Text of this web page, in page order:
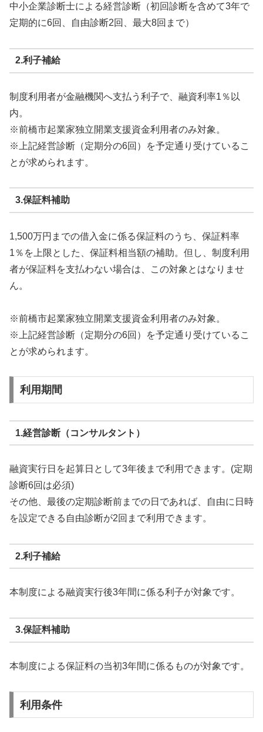
中小企業診断士による経営診断（初回診断を含めて3年で
定期的に6回、自由診断2回、最大8回まで）
2.利子補給
制度利用者が金融機関へ支払う利子で、融資利率1％以
内。
※前橋市起業家独立開業支援資金利用者のみ対象。
※上記経営診断（定期分の6回）を予定通り受けているこ
とが求められます。
3.保証料補助
1,500万円までの借入金に係る保証料のうち、保証料率
1％を上限とした、保証料相当額の補助。但し、制度利用
者が保証料を支払わない場合は、この対象とはなりませ
ん。
※前橋市起業家独立開業支援資金利用者のみ対象。
※上記経営診断（定期分の6回）を予定通り受けているこ
とが求められます。
利用期間
1.経営診断（コンサルタント）
融資実行日を起算日として3年後まで利用できます。(定期
診断6回は必須)
その他、最後の定期診断前までの日であれば、自由に日時
を設定できる自由診断が2回まで利用できます。
2.利子補給
本制度による融資実行後3年間に係る利子が対象です。
3.保証料補助
本制度による保証料の当初3年間に係るものが対象です。
利用条件